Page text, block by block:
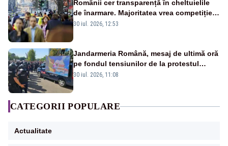
Românii cer transparență în cheltuielile
de înarmare. Majoritatea vrea competiție
reală și industrie locală – SONDAJ
30 iul. 2026, 12:53
Jandarmeria Română, mesaj de ultimă oră
pe fondul tensiunilor de la protestul
masiv al fermierilor - VIDEO
30 iul. 2026, 11:08
CATEGORII POPULARE
Actualitate